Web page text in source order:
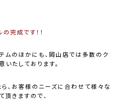
完成です！！
ムのほかにも、岡山店では多数のク
いたしております。
、お客様のニーズに合わせて様々な
頂きますので、